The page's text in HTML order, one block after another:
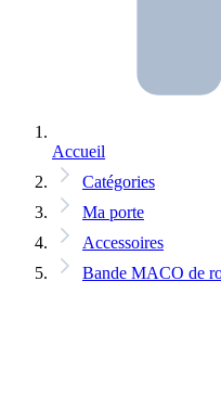
Accueil
Catégories
Ma porte
Accessoires
Bande MACO de